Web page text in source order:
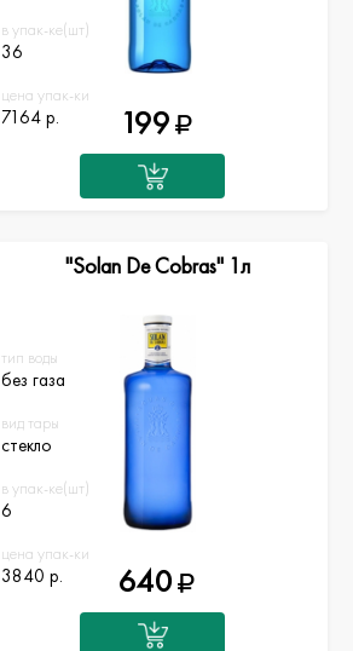
в упак-ке(шт)
36
цена упак-ки
7164 р. 199
тип воды
без газа
вид тары
стекло
в упак-ке(шт)
6
цена упак-ки
3840 р.
"Solan De Cobras" 1л
640